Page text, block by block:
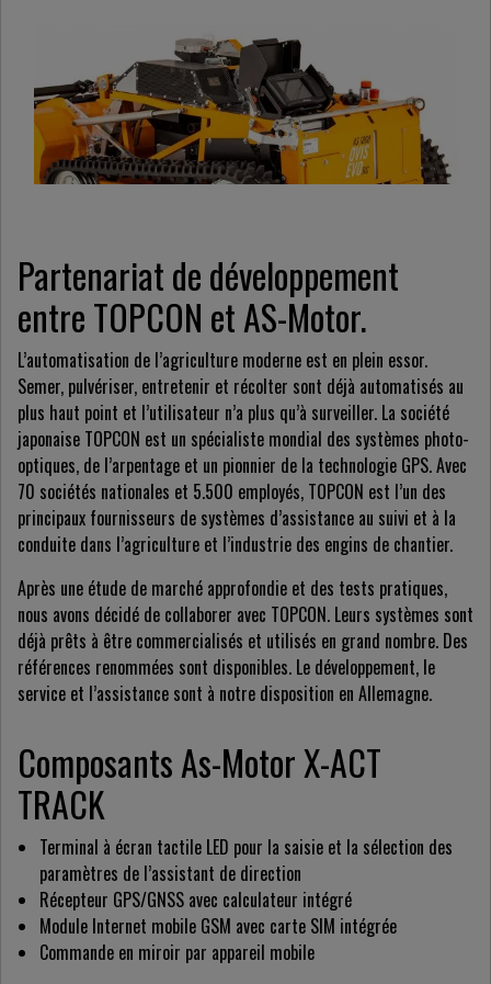
Partenariat de développement
entre TOPCON et AS-Motor.
L’automatisation de l’agriculture moderne est en plein essor.
Semer, pulvériser, entretenir et récolter sont déjà automatisés au
plus haut point et l’utilisateur n’a plus qu’à surveiller. La société
japonaise TOPCON est un spécialiste mondial des systèmes photo-
optiques, de l’arpentage et un pionnier de la technologie GPS. Avec
70 sociétés nationales et 5.500 employés, TOPCON est l’un des
principaux fournisseurs de systèmes d’assistance au suivi et à la
conduite dans l’agriculture et l’industrie des engins de chantier.
Après une étude de marché approfondie et des tests pratiques,
nous avons décidé de collaborer avec TOPCON. Leurs systèmes sont
déjà prêts à être commercialisés et utilisés en grand nombre. Des
références renommées sont disponibles. Le développement, le
service et l’assistance sont à notre disposition en Allemagne.
Composants As-Motor X-ACT
TRACK
Terminal à écran tactile LED pour la saisie et la sélection des
paramètres de l’assistant de direction
Récepteur GPS/GNSS avec calculateur intégré
Module Internet mobile GSM avec carte SIM intégrée
Commande en miroir par appareil mobile